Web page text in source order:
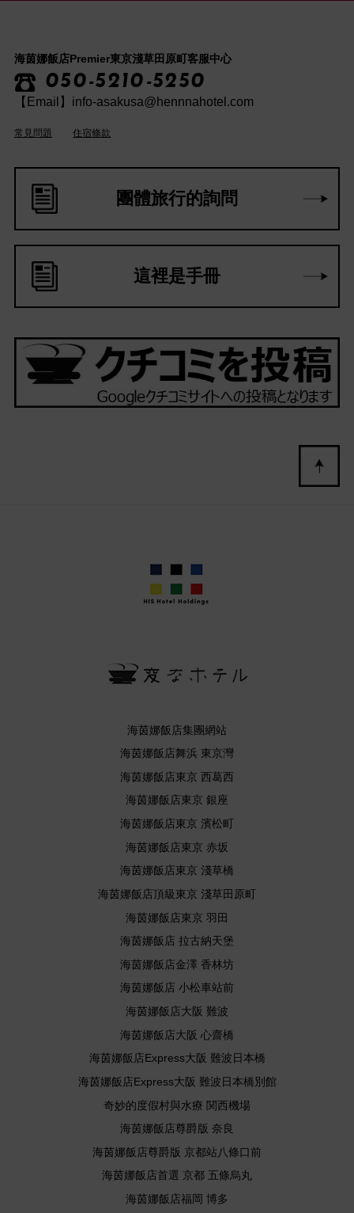
海茵娜飯店Premier東京淺草田原町客服中心
050-5210-5250
【Email】info-asakusa@hennnahotel.com
常見問題 住宿條款
團體旅行的詢問
這裡是手冊
海茵娜飯店集團網站
海茵娜飯店舞浜 東京灣
海茵娜飯店東京 西葛西
海茵娜飯店東京 銀座
海茵娜飯店東京 濱松町
海茵娜飯店東京 赤坂
海茵娜飯店東京 淺草橋
海茵娜飯店頂級東京 淺草田原町
海茵娜飯店東京 羽田
海茵娜飯店 拉古納天堡
海茵娜飯店金澤 香林坊
海茵娜飯店 小松車站前
海茵娜飯店大阪 難波
海茵娜飯店大阪 心齋橋
海茵娜飯店Express大阪 難波日本橋
海茵娜飯店Express大阪 難波日本橋別館
奇妙的度假村與水療 関西機場
海茵娜飯店尊爵版 奈良
海茵娜飯店尊爵版 京都站八條口前
海茵娜飯店首選 京都 五條烏丸
海茵娜飯店福岡 博多